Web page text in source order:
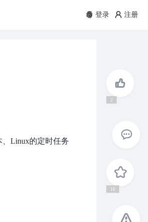
登录 注册
Linux的定时任务
2
10